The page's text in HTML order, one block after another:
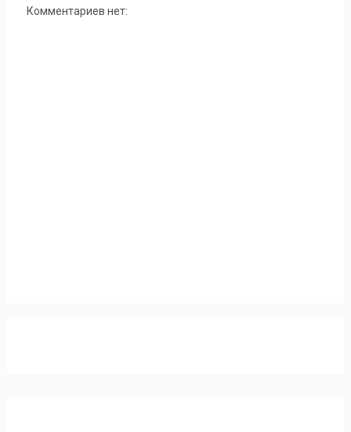
Комментариев нет: